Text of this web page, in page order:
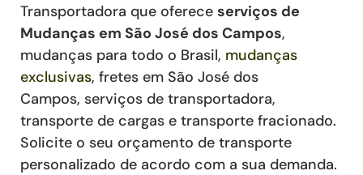
Transportadora que oferece serviços de
Mudanças em São José dos Campos,
mudanças para todo o Brasil, mudanças
exclusivas, fretes em São José dos
Campos, serviços de transportadora,
transporte de cargas e transporte fracionado.
Solicite o seu orçamento de transporte
personalizado de acordo com a sua demanda.